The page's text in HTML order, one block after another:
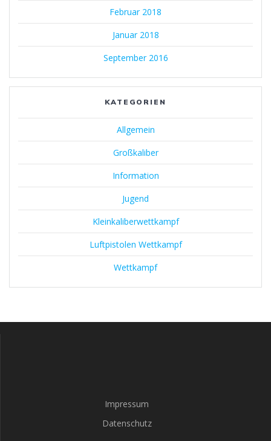
Februar 2018
Januar 2018
September 2016
KATEGORIEN
Allgemein
Großkaliber
Information
Jugend
Kleinkaliberwettkampf
Luftpistolen Wettkampf
Wettkampf
Impressum
Datenschutz